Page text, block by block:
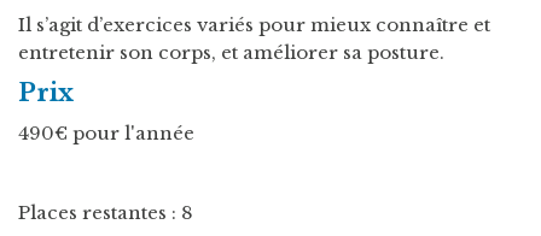
Il s’agit d’exercices variés pour mieux connaître et
entretenir son corps, et améliorer sa posture.
Prix
490€ pour l'année
Places restantes : 8